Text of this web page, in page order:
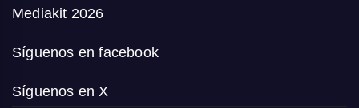
Mediakit 2026
Síguenos en facebook
Síguenos en X